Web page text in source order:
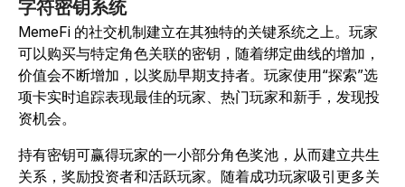
字符密钥系统
MemeFi 的社交机制建立在其独特的关键系统之上。玩家
可以购买与特定角色关联的密钥，随着绑定曲线的增加，
价值会不断增加，以奖励早期支持者。玩家使用“探索”选
项卡实时追踪表现最佳的玩家、热门玩家和新手，发现投
资机会。
持有密钥可赢得玩家的一小部分角色奖池，从而建立共生
关系，奖励投资者和活跃玩家。随着成功玩家吸引更多关